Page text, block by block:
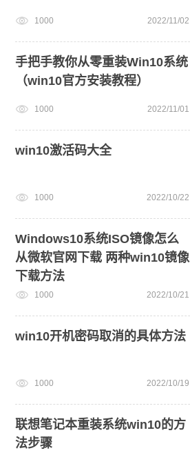
1000 2022/11/02
手把手教你从零重装Win10系统
（win10官方安装教程）
1000 2022/11/01
win10激活码大全
1000 2022/10/22
Windows10系统ISO镜像怎么
从微软官网下载 两种win10镜像
下载方法
1000 2022/10/21
win10开机密码取消的具体方法
1000 2022/10/19
联想笔记本重装系统win10的方
法步骤